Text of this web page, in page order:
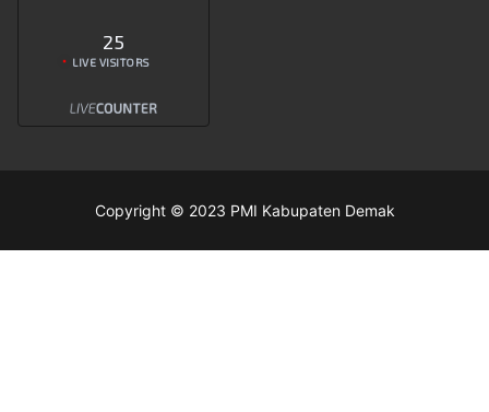
25
LIVE VISITORS
Copyright © 2023 PMI Kabupaten Demak